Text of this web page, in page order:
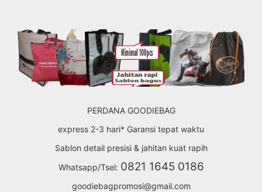
content
PERDANA GOODIEBAG
express 2-3 hari* Garansi tepat waktu
Sablon detail presisi & jahitan kuat rapih
Whatsapp/Tsel: 0821 1645 0186
goodiebagpromosi@gmail.com